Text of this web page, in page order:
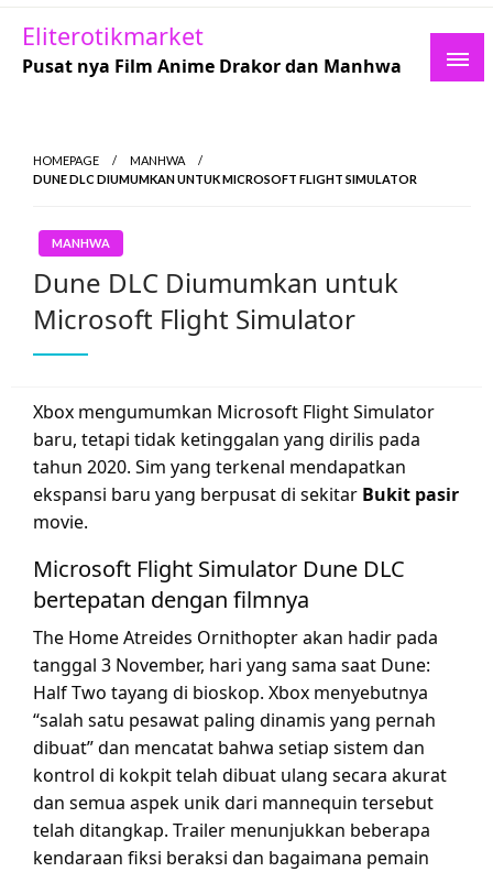
Skip
content
Eliterotikmarket
Pusat nya Film Anime Drakor dan Manhwa
HOMEPAGE
MANHWA
DUNE DLC DIUMUMKAN UNTUK MICROSOFT FLIGHT SIMULATOR
MANHWA
Dune DLC Diumumkan untuk
Microsoft Flight Simulator
Xbox mengumumkan Microsoft Flight Simulator
baru, tetapi tidak ketinggalan yang dirilis pada
tahun 2020. Sim yang terkenal mendapatkan
ekspansi baru yang berpusat di sekitar Bukit pasir
movie.
Microsoft Flight Simulator Dune DLC
bertepatan dengan filmnya
The Home Atreides Ornithopter akan hadir pada
tanggal 3 November, hari yang sama saat Dune:
Half Two tayang di bioskop. Xbox menyebutnya
“salah satu pesawat paling dinamis yang pernah
dibuat” dan mencatat bahwa setiap sistem dan
kontrol di kokpit telah dibuat ulang secara akurat
dan semua aspek unik dari mannequin tersebut
telah ditangkap. Trailer menunjukkan beberapa
kendaraan fiksi beraksi dan bagaimana pemain